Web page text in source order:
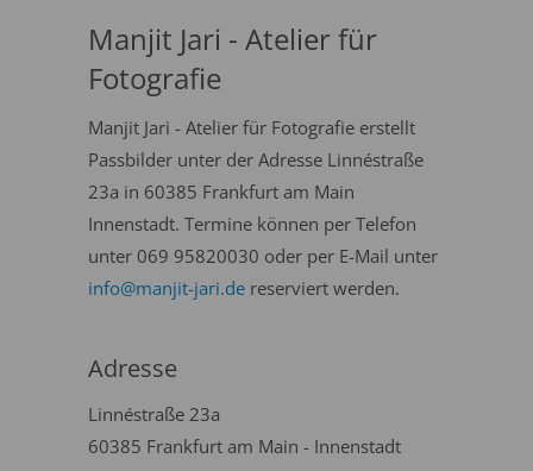
Manjit Jari - Atelier für
Fotografie
Manjit Jari - Atelier für Fotografie erstellt
Passbilder unter der Adresse Linnéstraße
23a in 60385 Frankfurt am Main
Innenstadt. Termine können per Telefon
unter 069 95820030 oder per E-Mail unter
info@manjit-jari.de reserviert werden.
Adresse
Linnéstraße 23a
60385 Frankfurt am Main - Innenstadt